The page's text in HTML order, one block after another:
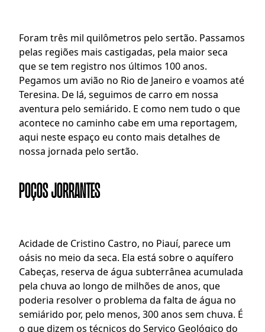
Foram três mil quilômetros pelo sertão. Passamos
pelas regiões mais castigadas, pela maior seca
que se tem registro nos últimos 100 anos.
Pegamos um avião no Rio de Janeiro e voamos até
Teresina. De lá, seguimos de carro em nossa
aventura pelo semiárido. E como nem tudo o que
acontece no caminho cabe em uma reportagem,
aqui neste espaço eu conto mais detalhes de
nossa jornada pelo sertão.
POÇOS JORRANTES
Acidade de Cristino Castro, no Piauí, parece um
oásis no meio da seca. Ela está sobre o aquífero
Cabeças, reserva de água subterrânea acumulada
pela chuva ao longo de milhões de anos, que
poderia resolver o problema da falta de água no
semiárido por, pelo menos, 300 anos sem chuva. É
o que dizem os técnicos do Serviço Geológico do